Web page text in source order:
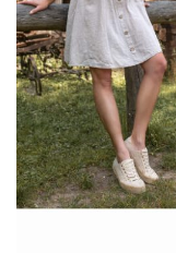
zdecydowanie
modzie rządzą